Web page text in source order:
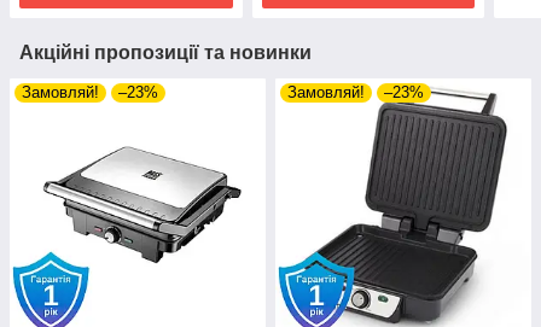
Акційні пропозиції та новинки
Замовляй! –23% Замовляй! –23%